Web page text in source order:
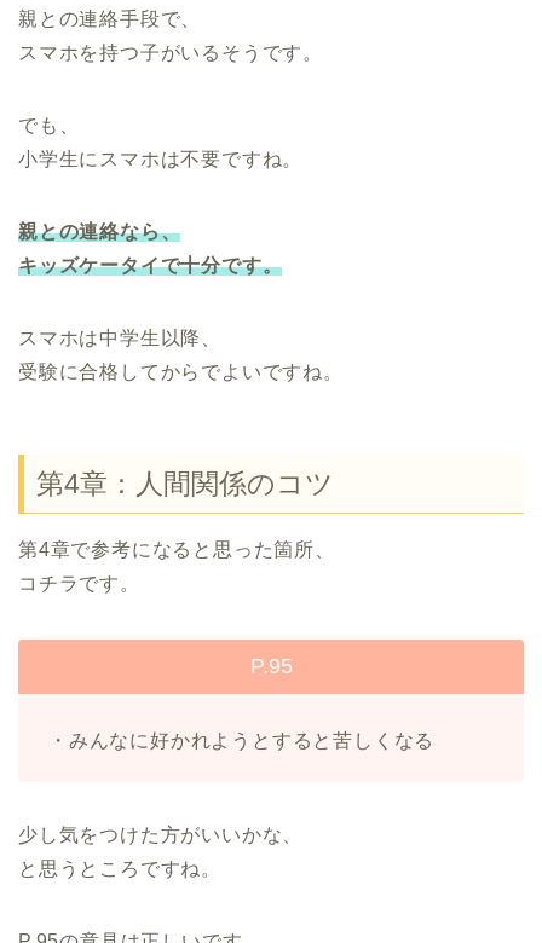
親との連絡手段で、
スマホを持つ子がいるそうです。
でも、
小学生にスマホは不要ですね。
親との連絡なら、
キッズケータイで十分です。
スマホは中学生以降、
受験に合格してからでよいですね。
第4章：人間関係のコツ
第4章で参考になると思った箇所、
コチラです。
P.95
・みんなに好かれようとすると苦しくなる
少し気をつけた方がいいかな、
と思うところですね。